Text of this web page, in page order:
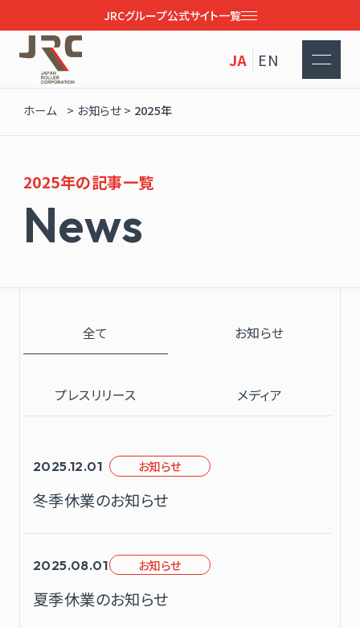
JRCグループ公式サイト一覧
EN
JA
ホーム > お知らせ> 2025年
2025年の記事一覧
News
全て お知らせ
プレスリリース メディア
2025.12.01 お知らせ
冬季休業のお知らせ
2025.08.01 お知らせ
夏季休業のお知らせ